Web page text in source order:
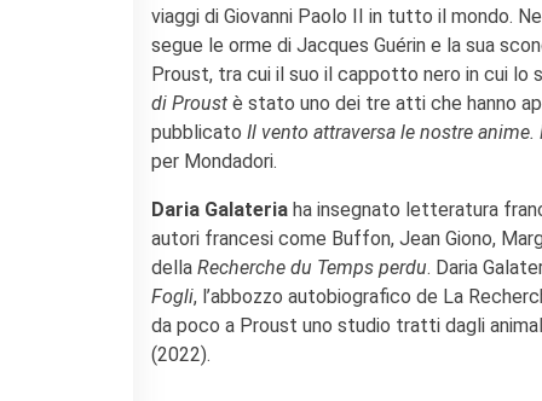
RECHERCHER
viaggi di Giovanni Paolo II in tutto il mondo.
segue le orme di Jacques Guérin e la sua
Proust, tra cui il suo il cappotto nero in cui lo
di Proust è stato uno dei tre atti che hanno
pubblicato Il vento attraversa le nostre
per Mondadori.
Daria Galateria ha insegnato letteratura
autori francesi come Buffon, Jean Giono,
della Recherche du Temps perdu. Daria
Fogli, l’abbozzo autobiografico de La
da poco a Proust uno studio tratti dagli
(2022).